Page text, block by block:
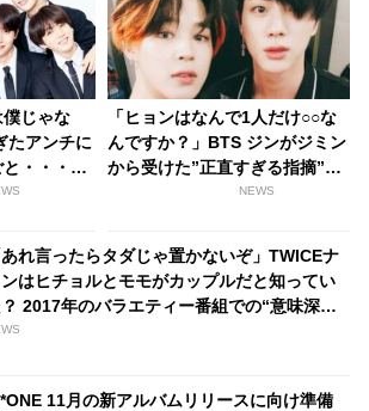
僕じゃな
たアンチに
・・・悪
めARMY
「ヒョンはなんで1人だけ○○な
んですか？」BTS ジンがジミン
から受けた”正直すぎる指摘”に
爆笑！ ジン本人も自覚済み
ジンの人柄にも注目
NEWS
あれ言ったらタダじゃ置かないぞ」TWICEナ
ンはヒチョルとモモがカップルだと知ってい
2017年のバラエティー番組での“意味深発
が話題に・・[動画あり]
11月の新アルバムリリースに向け準備